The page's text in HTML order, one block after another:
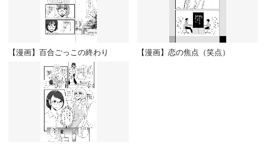
【漫画】百合ごっこの終わり 【漫画】恋の焦点（笑点）